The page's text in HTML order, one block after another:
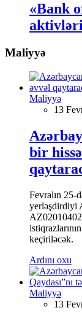
«Bank
Maliyyə
Maliyyə
13
bir
Fevralın 25-
yerləşdirdiyi
keçiriləcək.
Ardını oxu
Maliyyə
13